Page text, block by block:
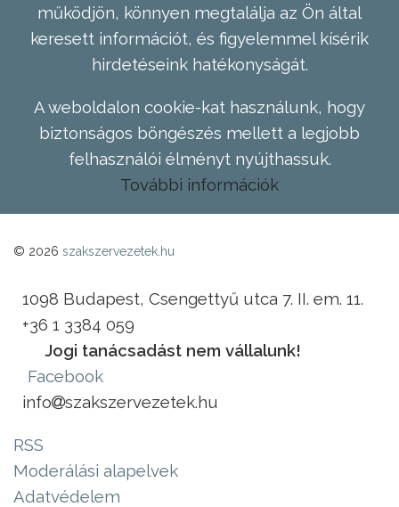
működjön, könnyen megtalálja az Ön által
keresett információt, és figyelemmel kísérik
hirdetéseink hatékonyságát.
A weboldalon cookie-kat használunk, hogy
biztonságos böngészés mellett a legjobb
felhasználói élményt nyújthassuk.
További információk
© 2026 szakszervezetek.hu
1098 Budapest, Csengettyű utca 7. II. em. 11.
+36 1 3384 059
Jogi tanácsadást nem vállalunk!
Facebook
info
szakszervezetek.hu
RSS
Moderálási alapelvek
Adatvédelem